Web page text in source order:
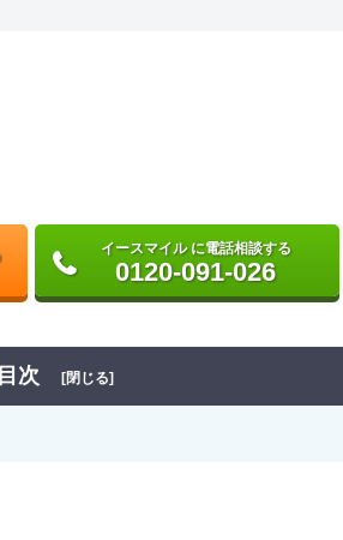
イースマイル に電話相談する
0120-091-026
目次 [閉じる]